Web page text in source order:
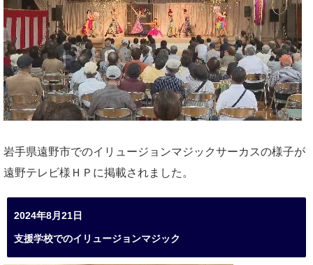
岩手県遠野市でのイリュージョンマジックサーカスの様子が
遠野テレビ様ＨＰに掲載されました。
2024年8月21日
支援学校でのイリュージョンマジック